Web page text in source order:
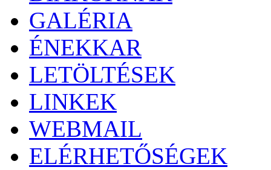
GALÉRIA
ÉNEKKAR
LETÖLTÉSEK
LINKEK
WEBMAIL
ELÉRHETŐSÉGEK